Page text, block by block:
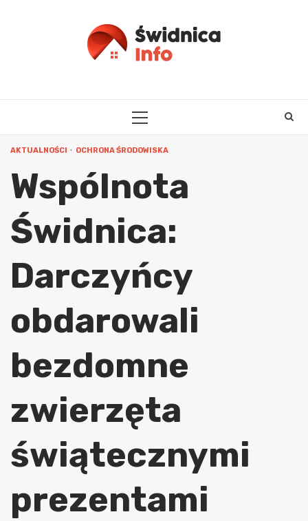
PRIMARY
AKTUALNOŚCI OCHRONA ŚRODOWISKA
Wspólnota
Świdnica:
Darczyńcy
obdarowali
bezdomne
zwierzęta
świątecznymi
prezentami